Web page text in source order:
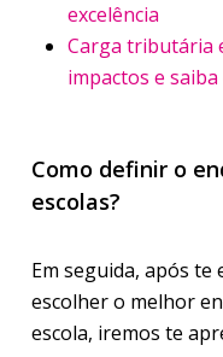
excelência
Carga tributária
impactos e
Como definir o
escolas?
Em seguida, após
escolher o melhor
escola, iremos te